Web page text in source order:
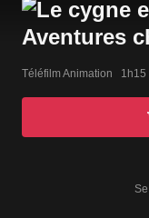
Téléfilm Animation   1h15